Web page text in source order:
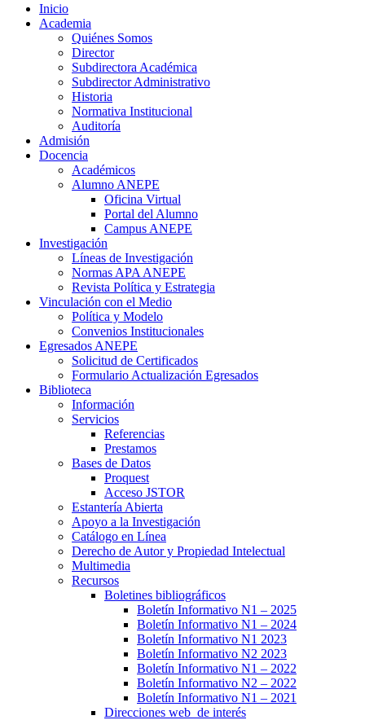
Inicio
Academia
Quiénes Somos
Director
Subdirectora Académica
Subdirector Administrativo
Historia
Normativa Institucional
Auditoría
Admisión
Docencia
Académicos
Alumno ANEPE
Oficina Virtual
Portal del Alumno
Campus ANEPE
Investigación
Líneas de Investigación
Normas APA ANEPE
Revista Política y Estrategia
Vinculación con el Medio
Política y Modelo
Convenios Institucionales
Egresados ANEPE
Solicitud de Certificados
Formulario Actualización Egresados
Biblioteca
Información
Servicios
Referencias
Prestamos
Bases de Datos
Proquest
Acceso JSTOR
Estantería Abierta
Apoyo a la Investigación
Catálogo en Línea
Derecho de Autor y Propiedad Intelectual
Multimedia
Recursos
Boletines bibliográficos
Boletín Informativo N1 – 2025
Boletín Informativo N1 – 2024
Boletín Informativo N1 2023
Boletín Informativo N2 2023
Boletín Informativo N1 – 2022
Boletín Informativo N2 – 2022
Boletín Informativo N1 – 2021
Direcciones web de interés